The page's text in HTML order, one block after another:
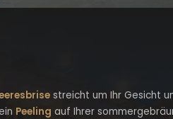
streicht um Ihr Gesicht
Peeling auf Ihrer